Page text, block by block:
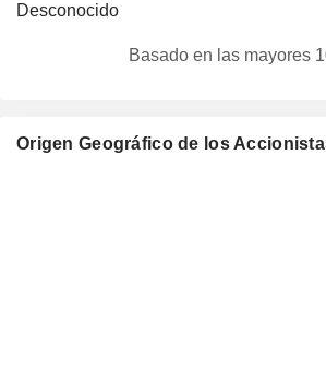
Desconocido
Basado en las mayores
Origen Geográfico de los